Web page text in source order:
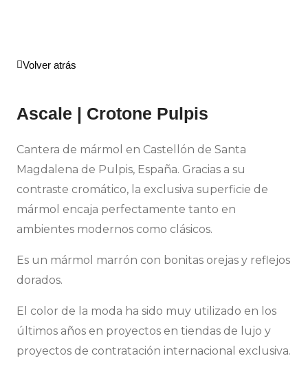
Volver atrás
Ascale | Crotone Pulpis
Cantera de mármol en Castellón de Santa
Magdalena de Pulpis, España. Gracias a su
contraste cromático, la exclusiva superficie de
mármol encaja perfectamente tanto en
ambientes modernos como clásicos.
Es un mármol marrón con bonitas orejas y reflejos
dorados.
El color de la moda ha sido muy utilizado en los
últimos años en proyectos en tiendas de lujo y
proyectos de contratación internacional exclusiva.